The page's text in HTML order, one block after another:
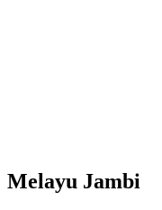
Melayu Jambi